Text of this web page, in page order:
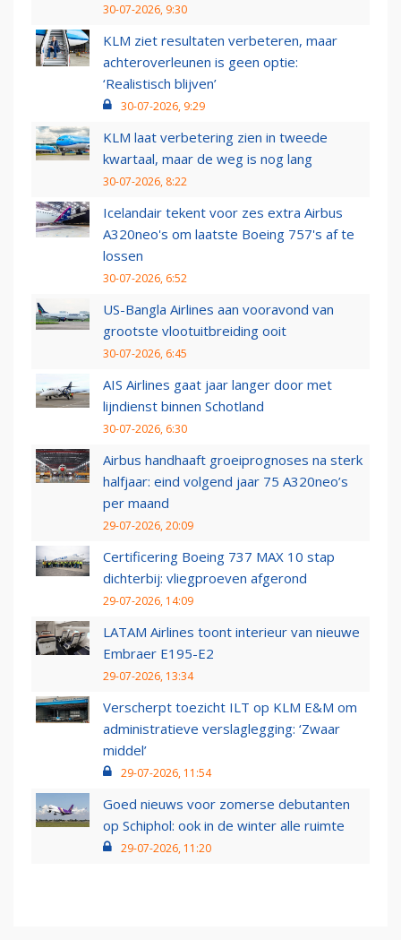
30-07-2026, 9:30
KLM ziet resultaten verbeteren, maar
achteroverleunen is geen optie:
‘Realistisch blijven’
30-07-2026, 9:29
KLM laat verbetering zien in tweede
kwartaal, maar de weg is nog lang
30-07-2026, 8:22
Icelandair tekent voor zes extra Airbus
A320neo's om laatste Boeing 757's af te
lossen
30-07-2026, 6:52
US-Bangla Airlines aan vooravond van
grootste vlootuitbreiding ooit
30-07-2026, 6:45
AIS Airlines gaat jaar langer door met
lijndienst binnen Schotland
30-07-2026, 6:30
Airbus handhaaft groeiprognoses na sterk
halfjaar: eind volgend jaar 75 A320neo’s
per maand
29-07-2026, 20:09
Certificering Boeing 737 MAX 10 stap
dichterbij: vliegproeven afgerond
29-07-2026, 14:09
LATAM Airlines toont interieur van nieuwe
Embraer E195-E2
29-07-2026, 13:34
Verscherpt toezicht ILT op KLM E&M om
administratieve verslaglegging: ‘Zwaar
middel’
29-07-2026, 11:54
Goed nieuws voor zomerse debutanten
op Schiphol: ook in de winter alle ruimte
29-07-2026, 11:20